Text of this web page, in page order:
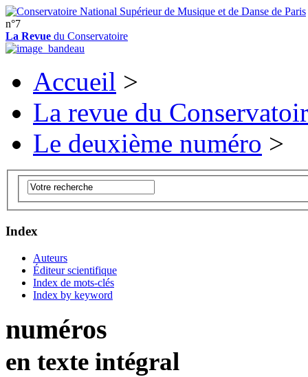
n°7
La Revue du Conservatoire
Accueil >
La revue du
Le deuxième numéro >
Index
Auteurs
Éditeur scientifique
Index de mots-clés
Index by keyword
numéros
en texte intégral